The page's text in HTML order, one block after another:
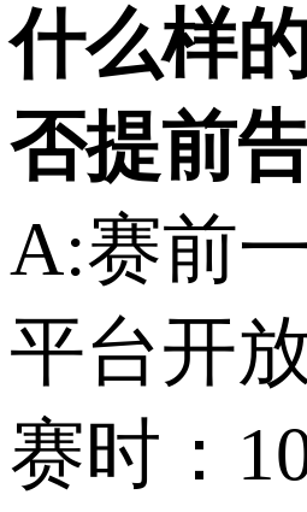
什么样
否提前
A:赛前
平台开
赛时：